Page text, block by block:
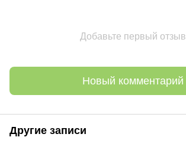
Добавьте первый отзыв
Новый комментарий
Другие записи